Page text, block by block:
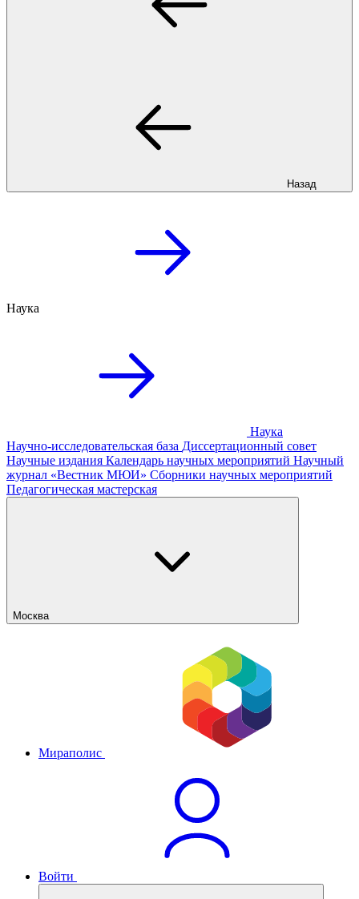
Назад
Наука
Наука
Научно-исследовательская база Диссертационный совет
Научные издания Календарь научных мероприятий Научный
журнал «Вестник МЮИ» Сборники научных мероприятий
Педагогическая мастерская
Москва
Мираполис
Войти